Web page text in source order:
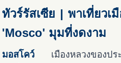
ทัวร์รัสเซีย | พาเที่ยวเ
'Mosco' มุมที่งดงาม
มอสโคว์
เมืองหลวงของป